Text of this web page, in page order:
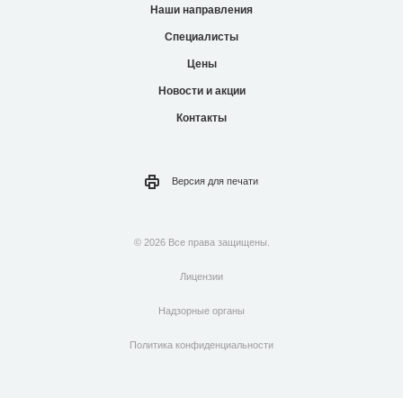
Наши направления
Специалисты
Цены
Новости и акции
Контакты
Версия для печати
© 2026 Все права защищены.
Лицензии
Надзорные органы
Политика конфиденциальности